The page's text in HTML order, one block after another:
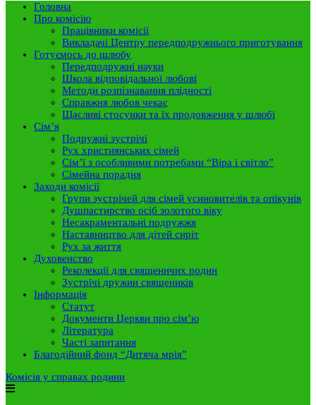
Головна
Про комісію
Працівники комісії
Викладачі Центру передподружнього приготування
Готуємось до шлюбу
Передподружні науки
Школа відповідальної любові
Методи розпізнавання плідності
Справжня любов чекає
Щасливі стосунки та їх продовження у шлюбі
Сім’я
Подружні зустрічі
Рух християнських сімей
Сім’ї з особливими потребами “Віра і світло”
Сімейна порадня
Заходи комісії
Групи зустрічей для сімей усиновителів та опікунів
Душпастирство осіб золотого віку
Несакраментальні подружжя
Наставництво для дітей сиріт
Рух за життя
Духовенство
Реколекції для священичих родин
Зустрічі дружин священиків
Інформація
Статут
Документи Церкви про сім’ю
Література
Часті запитання
Благодійний фонд “Дитяча мрія”
Комісія у справах родини